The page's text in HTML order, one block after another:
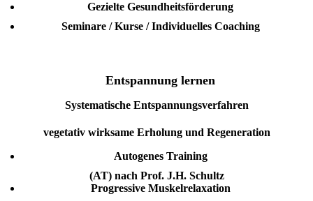
Gezielte Gesundheitsförderung
Seminare / Kurse / Individuelles Coaching
Entspannung lernen
Systematische Entspannungsverfahren
vegetativ wirksame Erholung und Regeneration
Autogenes Training
(AT) nach Prof. J.H. Schultz
Progressive Muskelrelaxation